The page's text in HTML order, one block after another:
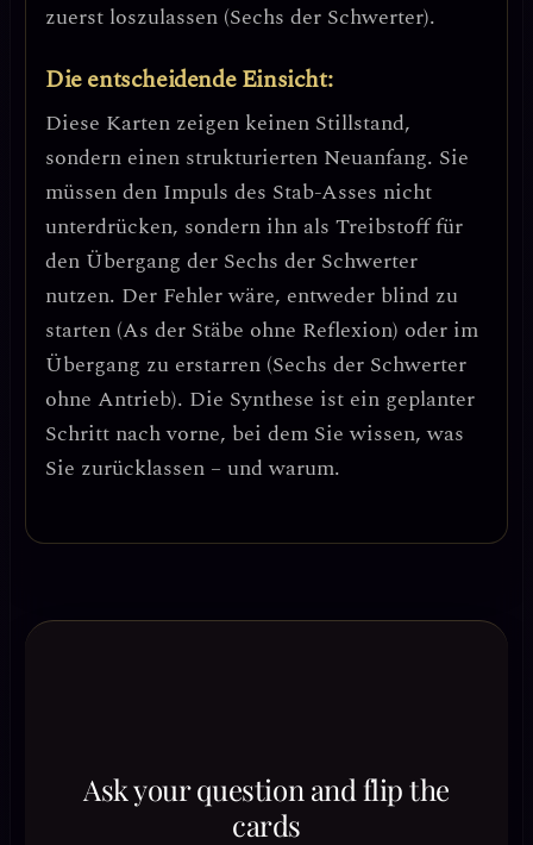
zuerst loszulassen (Sechs der Schwerter).
Die entscheidende Einsicht:
Diese Karten zeigen keinen Stillstand,
sondern einen strukturierten Neuanfang. Sie
müssen den Impuls des Stab-Asses nicht
unterdrücken, sondern ihn als Treibstoff für
den Übergang der Sechs der Schwerter
nutzen. Der Fehler wäre, entweder blind zu
starten (As der Stäbe ohne Reflexion) oder im
Übergang zu erstarren (Sechs der Schwerter
ohne Antrieb). Die Synthese ist ein geplanter
Schritt nach vorne, bei dem Sie wissen, was
Sie zurücklassen – und warum.
Ask your question and flip the
cards